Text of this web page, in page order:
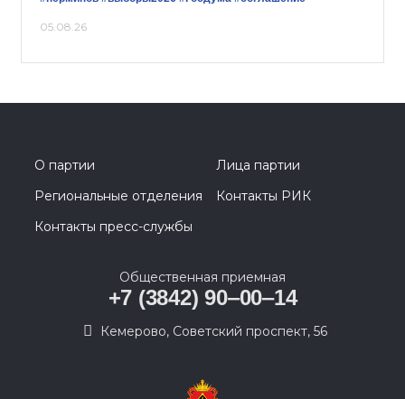
05.08.26
О партии
Лица партии
Региональные отделения
Контакты РИК
Контакты пресс-службы
Общественная приемная
+7 (3842) 90‒00‒14
​Кемерово, Советский проспект, 56